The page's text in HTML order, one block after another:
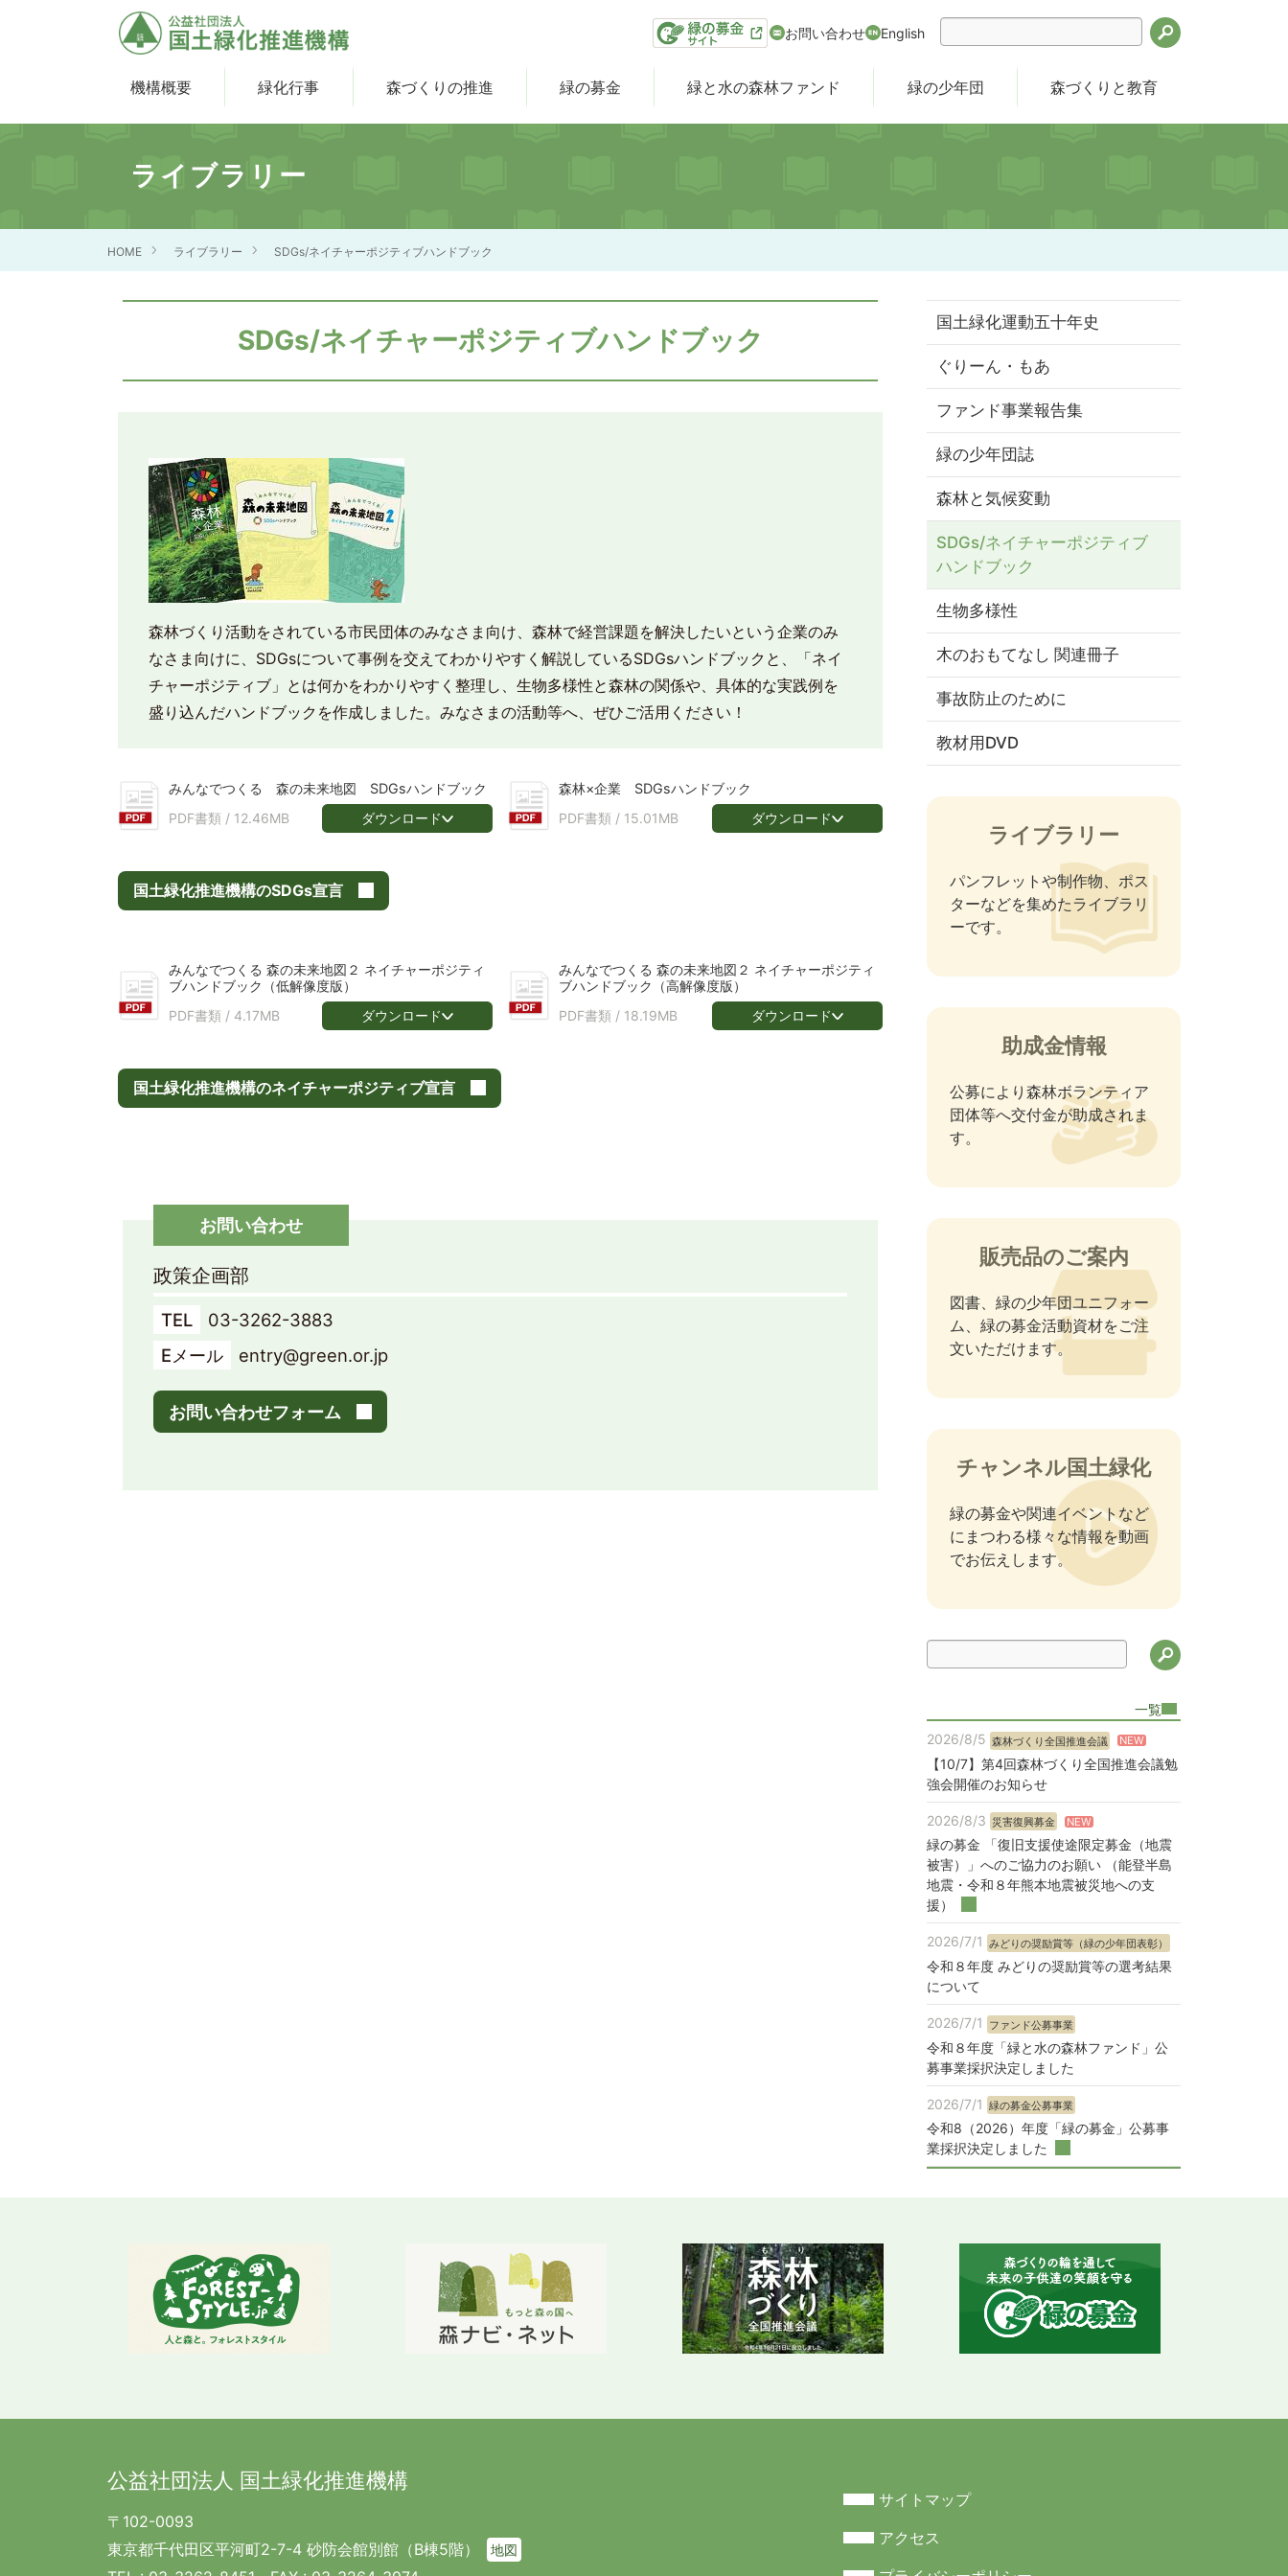
お問い合わせ English 検索
機構概要 緑化行事 森づくりの推進 緑の募金 緑と水の森林ファンド 緑の少年団 森づくりと教育
ライブラリー
HOME ライブラリー SDGs/ネイチャーポジティブハンドブック
SDGs/ネイチャーポジティブハンドブック
森林づくり活動をされている市民団体のみなさま向け、森林で経営課題を解決したいという企業のみ
なさま向けに、SDGsについて事例を交えてわかりやすく解説しているSDGsハンドブックと、「ネイ
チャーポジティブ」とは何かをわかりやすく整理し、生物多様性と森林の関係や、具体的な実践例を
盛り込んだハンドブックを作成しました。みなさまの活動等へ、ぜひご活用ください！
みんなでつくる 森の未来地図 SDGsハンドブック
PDF書類 / 12.46MB ダウンロード
森林×企業 SDGsハンドブック
PDF書類 / 15.01MB ダウンロード
国土緑化推進機構のSDGs宣言
みんなでつくる 森の未来地図２ ネイチャーポジティ
ブハンドブック（低解像度版）
PDF書類 / 4.17MB ダウンロード
みんなでつくる 森の未来地図２ ネイチャーポジティ
ブハンドブック（高解像度版）
PDF書類 / 18.19MB ダウンロード
国土緑化推進機構のネイチャーポジティブ宣言
お問い合わせ
政策企画部
TEL
03-3262-3883
Eメール
entry@green.or.jp
お問い合わせフォーム
国土緑化運動五十年史
ぐりーん・もあ
ファンド事業報告集
緑の少年団誌
森林と気候変動
SDGs/ネイチャーポジティブ
ハンドブック
生物多様性
木のおもてなし 関連冊子
事故防止のために
教材用DVD
ライブラリー
パンフレットや制作物、ポス
ターなどを集めたライブラリ
ーです。
助成金情報
公募により森林ボランティア
団体等へ交付金が助成されま
す。
販売品のご案内
図書、緑の少年団ユニフォー
ム、緑の募金活動資材をご注
文いただけます。
チャンネル国土緑化
緑の募金や関連イベントなど
にまつわる様々な情報を動画
でお伝えします。
検索
一覧
2026/8/5 森林づくり全国推進会議 NEW
【10/7】第4回森林づくり全国推進会議勉
強会開催のお知らせ
2026/8/3 災害復興募金 NEW
緑の募金 「復旧支援使途限定募金（地震
被害）」へのご協力のお願い （能登半島
地震・令和８年熊本地震被災地への支
援）
2026/7/1 みどりの奨励賞等（緑の少年団表彰）
令和８年度 みどりの奨励賞等の選考結果
について
2026/7/1 ファンド公募事業
令和８年度「緑と水の森林ファンド」公
募事業採択決定しました
2026/7/1 緑の募金公募事業
令和8（2026）年度「緑の募金」公募事
業採択決定しました
公益社団法人 国土緑化推進機構
〒102-0093
東京都千代田区平河町2-7-4 砂防会館別館（B棟5階）
地図
サイトマップ
アクセス